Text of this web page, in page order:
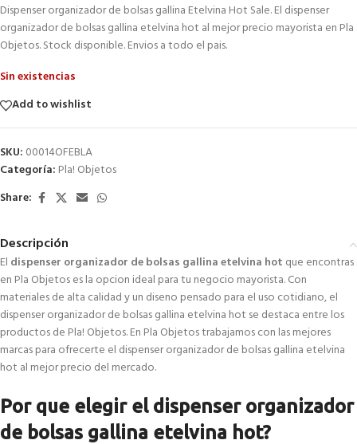
Dispenser organizador de bolsas gallina Etelvina Hot Sale. El dispenser
organizador de bolsas gallina etelvina hot al mejor precio mayorista en Pla
Objetos. Stock disponible. Envios a todo el pais.
Sin existencias
Add to wishlist
SKU: 00014OFEBLA
Categoría: Pla! Objetos
Share:
Descripción
El dispenser organizador de bolsas gallina etelvina hot que encontras
en Pla Objetos es la opcion ideal para tu negocio mayorista. Con
materiales de alta calidad y un diseno pensado para el uso cotidiano, el
dispenser organizador de bolsas gallina etelvina hot se destaca entre los
productos de Pla! Objetos. En Pla Objetos trabajamos con las mejores
marcas para ofrecerte el dispenser organizador de bolsas gallina etelvina
hot al mejor precio del mercado.
Por que elegir el dispenser organizador
de bolsas gallina etelvina hot?